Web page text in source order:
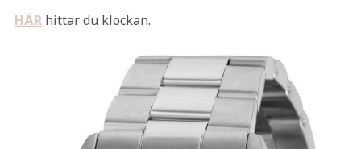
HÄRhittar du klockan.